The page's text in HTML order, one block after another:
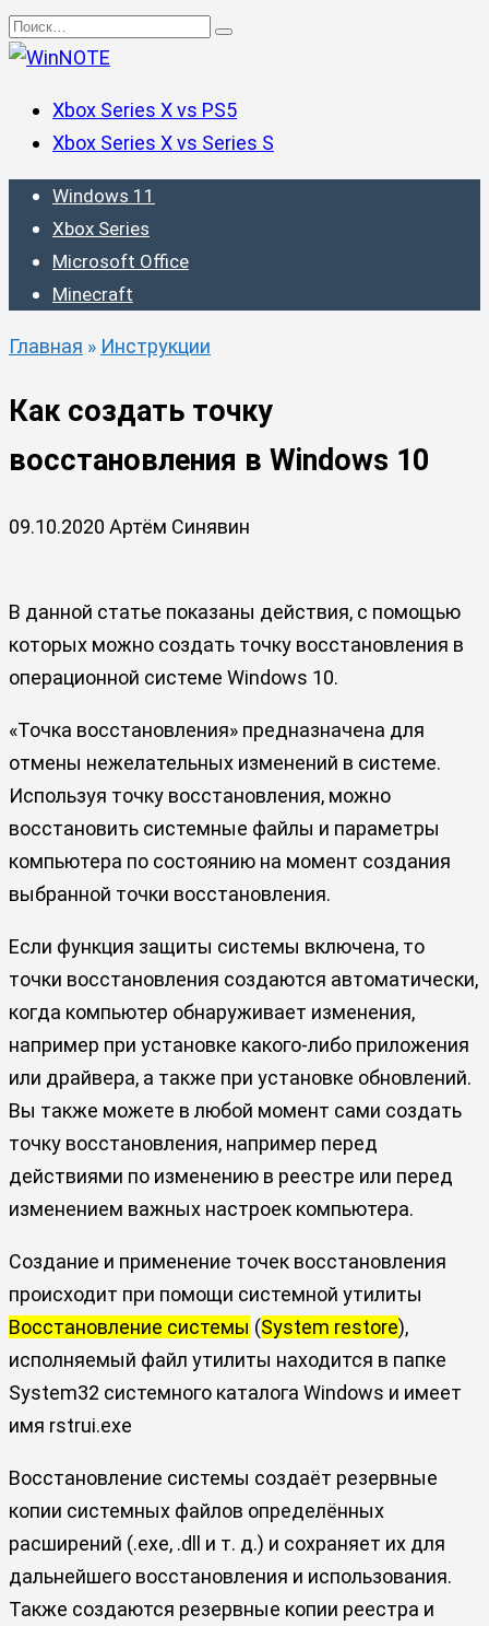
Перейти
к
Search
for:
Xbox Series X vs PS5
Xbox Series X vs Series S
Windows 11
Xbox Series
Microsoft Office
Minecraft
Главная » Инструкции
Как создать точку
восстановления в Windows 10
09.10.2020 Артём Синявин
В данной статье показаны действия, с помощью
которых можно создать точку восстановления в
операционной системе Windows 10.
«Точка восстановления» предназначена для
отмены нежелательных изменений в системе.
Используя точку восстановления, можно
восстановить системные файлы и параметры
компьютера по состоянию на момент создания
выбранной точки восстановления.
Если функция защиты системы включена, то
точки восстановления создаются автоматически,
когда компьютер обнаруживает изменения,
например при установке какого-либо приложения
или драйвера, а также при установке обновлений.
Вы также можете в любой момент сами создать
точку восстановления, например перед
действиями по изменению в реестре или перед
изменением важных настроек компьютера.
Создание и применение точек восстановления
происходит при помощи системной утилиты
Восстановление системы (System restore),
исполняемый файл утилиты находится в папке
System32 системного каталога Windows и имеет
имя rstrui.exe
Восстановление системы создаёт резервные
копии системных файлов определённых
расширений (.exe, .dll и т. д.) и сохраняет их для
дальнейшего восстановления и использования.
Также создаются резервные копии реестра и